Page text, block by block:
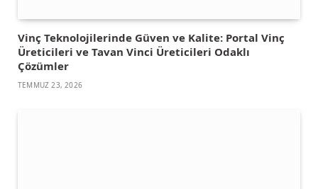
Vinç Teknolojilerinde Güven ve Kalite: Portal Vinç
Üreticileri ve Tavan Vinci Üreticileri Odaklı
Çözümler
TEMMUZ 23, 2026